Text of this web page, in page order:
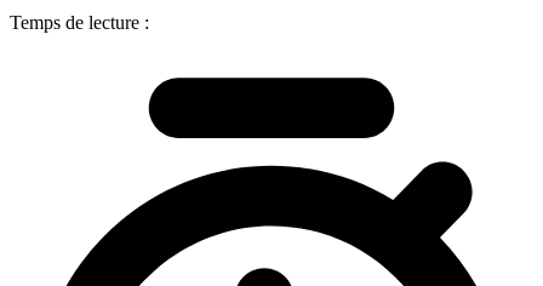
Temps de lecture :